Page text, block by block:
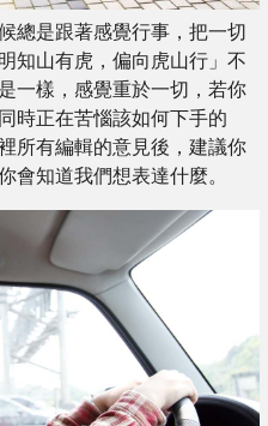
總是跟著感覺行事，把一切
知山有虎，偏向虎山行」不
一樣，感覺重於一切，若你
時正在苦惱該如何下手的
所有編輯的意見後，建議你
會知道我們想表達什麼。